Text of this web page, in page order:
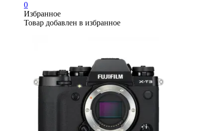
0
Избранное
Товар добавлен в избранное